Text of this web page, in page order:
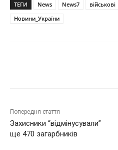
ТЕГИ News News7 військові
Новини_України
Попередня стаття
Захисники “відмінусували”
ще 470 загарбників